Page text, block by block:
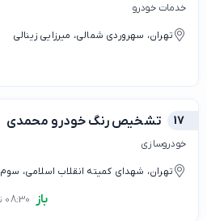
خدمات خودرو
تهران، سهروردی شمالی، میرزایی زینالی
17 تشخیص رنگ خودرو محمدی
خودروسازی
تهران، شهدای کمیته انقلاب اسلامی، سوم
باز